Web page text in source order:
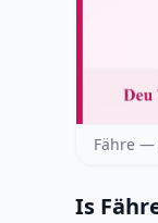
Fähre —
Is